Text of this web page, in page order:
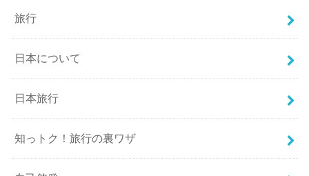
旅行
日本について
日本旅行
知っトク！旅行の裏ワザ